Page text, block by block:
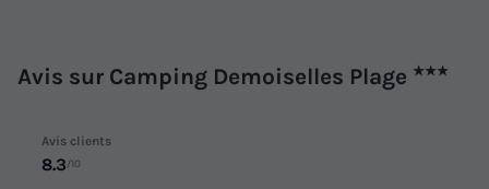
Avis sur Camping Demoiselles Plage ★★★
Avis clients
8.3/10